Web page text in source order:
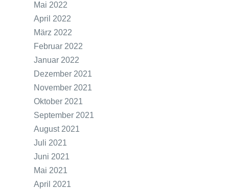
Mai 2022
April 2022
März 2022
Februar 2022
Januar 2022
Dezember 2021
November 2021
Oktober 2021
September 2021
August 2021
Juli 2021
Juni 2021
Mai 2021
April 2021